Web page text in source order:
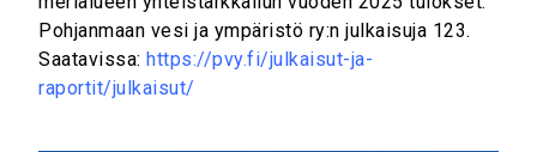
Pohjanmaan vesi ja ympäristö ry:n julkaisuja 123.
Saatavissa:https://pvy.fi/julkaisut-ja-
raportit/julkaisut/